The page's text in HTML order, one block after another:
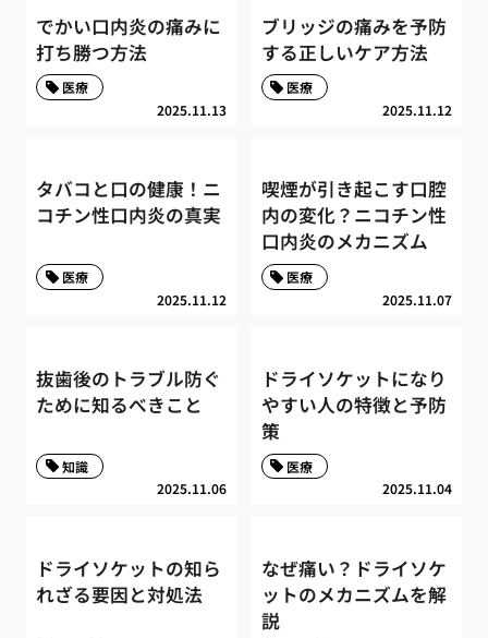
でかい口内炎の痛みに
打ち勝つ方法
2025.11.13
医療
ブリッジの痛みを予防
する正しいケア方法
2025.11.12
医療
タバコと口の健康！ニ
コチン性口内炎の真実
2025.11.12
医療
喫煙が引き起こす口腔
内の変化？ニコチン性
口内炎のメカニズム
2025.11.07
医療
抜歯後のトラブル防ぐ
ために知るべきこと
2025.11.06
知識
ドライソケットになり
やすい人の特徴と予防
策
2025.11.04
医療
ドライソケットの知ら
れざる要因と対処法
なぜ痛い？ドライソケ
ットのメカニズムを解
説